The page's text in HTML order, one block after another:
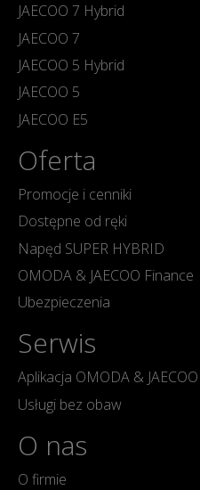
JAECOO 7 Hybrid
JAECOO 7
JAECOO 5 Hybrid
JAECOO 5
JAECOO E5
Oferta
Promocje i cenniki
Dostępne od ręki
Napęd SUPER HYBRID
OMODA & JAECOO Finance
Ubezpieczenia
Serwis
Aplikacja OMODA & JAECOO
Usługi bez obaw
O nas
O firmie